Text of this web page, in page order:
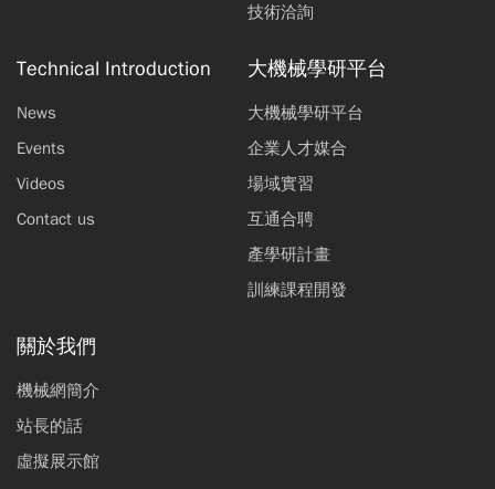
技術洽詢
Technical Introduction
News
Events
Videos
Contact us
大機械學研平台
大機械學研平台
企業人才媒合
場域實習
互通合聘
產學研計畫
訓練課程開發
關於我們
機械網簡介
站長的話
虛擬展示館